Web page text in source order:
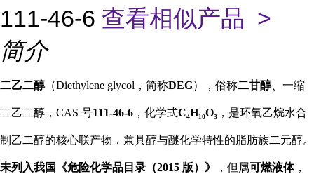
111-46-6 查看相似产品 >
简介
二乙二醇（Diethylene glycol，简称DEG），俗称二甘醇、一缩
二乙二醇，CAS 号111-46-6 ，化学式C₄H₁₀O₃ ，是环氧乙烷水合
制乙二醇的核心联产物，兼具醇与醚化学特性的脂肪族二元醇。
未列入我国《危险化学品目录（2015 版）》 ，但属可燃液体，